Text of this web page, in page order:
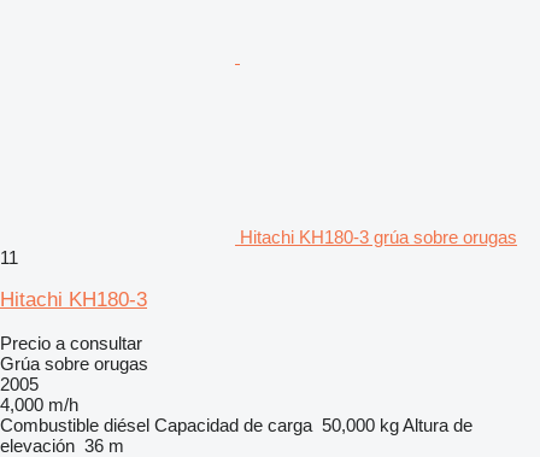
Hitachi KH180-3 grúa sobre orugas
11
Hitachi KH180-3
Precio a consultar
Grúa sobre orugas
2005
4,000 m/h
Combustible diésel Capacidad de carga 50,000 kgAltura de
elevación 36 m